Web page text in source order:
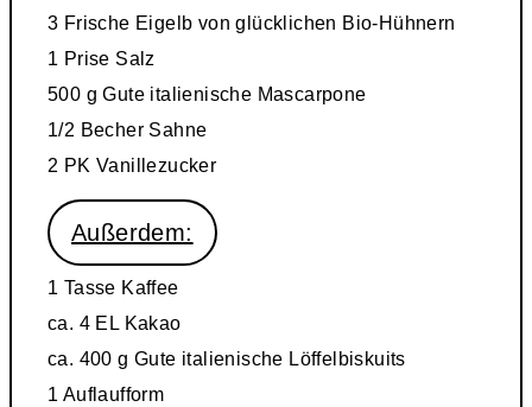
3 Frische Eigelb von glücklichen Bio-Hühnern
1 Prise Salz
500 g Gute italienische Mascarpone
1/2 Becher Sahne
2 PK Vanillezucker
Außerdem:
1 Tasse Kaffee
ca. 4 EL Kakao
ca. 400 g Gute italienische Löffelbiskuits
1 Auflaufform